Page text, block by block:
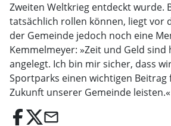
Zweiten Weltkrieg entdeckt wurde.
tatsächlich rollen können, liegt vor
der Gemeinde jedoch noch eine
Kemmelmeyer: »Zeit und Geld
angelegt. Ich bin mir sicher, dass
Sportparks einen wichtigen
Zukunft unserer Gemeinde
email